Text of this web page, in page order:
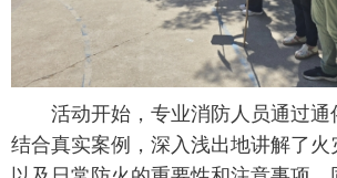
活动开始，专业消防人员通过通
结合真实案例，深入浅出地讲解了火